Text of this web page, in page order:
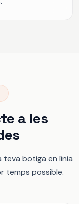
a les
teva botiga en línia
temps possible.